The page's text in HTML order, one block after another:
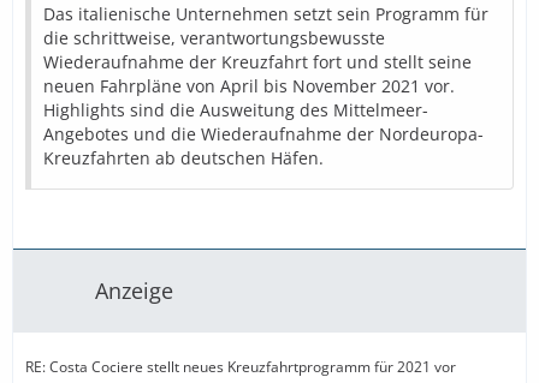
Das italienische Unternehmen setzt sein Programm für
die schrittweise, verantwortungsbewusste
Wiederaufnahme der Kreuzfahrt fort und stellt seine
neuen Fahrpläne von April bis November 2021 vor.
Highlights sind die Ausweitung des Mittelmeer-
Angebotes und die Wiederaufnahme der Nordeuropa-
Kreuzfahrten ab deutschen Häfen.
Anzeige
RE: Costa Cociere stellt neues Kreuzfahrtprogramm für 2021 vor